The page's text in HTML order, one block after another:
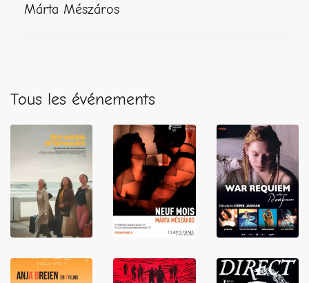
Márta Mészáros
Tous les événements
LIRE LIRE